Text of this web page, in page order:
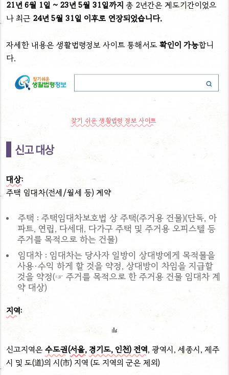
21년 6월 1일 ~ 23년 5월 31일까지 총 2년간은 계도기간이었으
나 최근 24년 5월 31일 이후로 연장되었습니다.
자세한 내용은 생활법령정보 사이트 통해서도 확인이 가능합니
다.
찾기 쉬운 생활법령 정보 사이트
신고 대상
대상:
주택 임대차(전세/월세 등) 계약
주택 : 주택임대차보호법 상 주택(주거용 건물)(단독, 아
파트, 연립, 다세대, 다가구 주택 및 주거용 오피스텔 등
주거를 목적으로 하는 건물)
임대차 : 임대차는 당사자 일방이 상대방에게 목적물을
사용·수익 하게 할 것을 약정, 상대방이 차임을 지급할
것을 약정(☞ 주거를 목적으로 한 주거용 건물 임대차 계
약 대상)
지역:
신고지역은 수도권(서울, 경기도, 인천) 전역, 광역시, 세종시, 제주
시 및 도(道)의 시(市) 지역 (도 지역의 군은 제외)